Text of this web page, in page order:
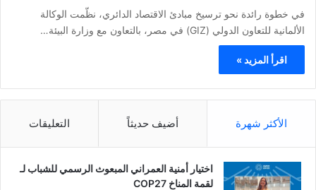
في خطوة رائدة نحو ترسيخ مبادئ الاقتصاد الدائري، نظّمت الوكالة
الألمانية للتعاون الدولي (GIZ) في مصر، بالتعاون مع وزارة البيئة…
اقرأ المزيد »
الأكثر شهرة أضيف حديثاً التعليقات
اختيار أمنية العمراني المبعوث الرسمي للشباب لـ
لقمة المناخ COP27